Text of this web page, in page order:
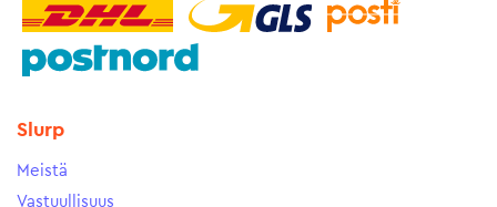
Slurp
Meistä
Vastuullisuus